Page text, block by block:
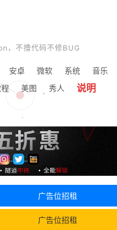
不撸代码不修BUG
安卓 微软 系统
音乐
美图 秀人 说明
广告位招租
广告位招租